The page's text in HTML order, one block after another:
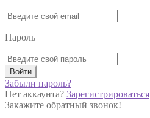
Пароль
Войти
Забыли пароль?
Нет аккаунта? Зарегистрироваться
Закажите обратный звонок!